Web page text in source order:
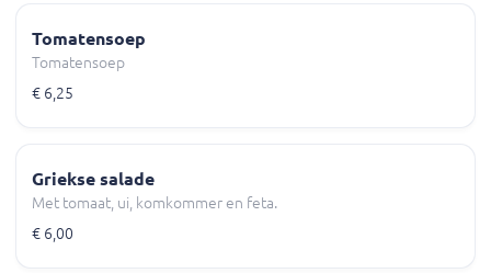
Tomatensoep
Tomatensoep
€ 6,25
Griekse salade
Met tomaat, ui, komkommer en feta.
€ 6,00